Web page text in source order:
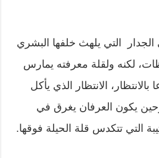
الجدار التي يلهث خلفها البشري
لكنه ولقلة معرفته يمارس
بالانتظار، الانتظار الذي يأكل
يكون العرفان يغرق في
التي تتكدس قلة الحيلة فوقها.